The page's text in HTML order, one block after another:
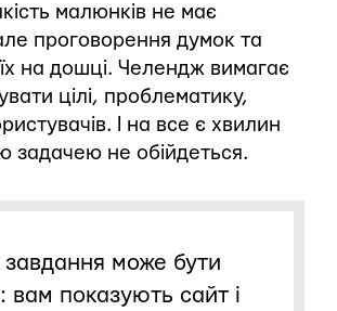
малюнків не має
проговорення думок та
їх на дошці. Челендж вимагає
цілі, проблематику,
І на все є хвилин
задачею не обійдеться.
завдання може бути
вам показують сайт і